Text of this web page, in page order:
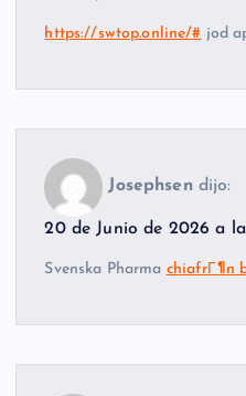
https://swtop.online/# jod
Josephsen dijo:
20 de Junio de 2026 a
Svenska Pharma chiafrГ¶n